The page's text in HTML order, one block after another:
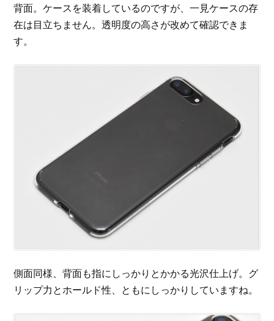
背面。ケースを装着しているのですが、一見ケースの存
在は目立ちません。透明度の高さが改めて確認できま
す。
側面同様、背面も指にしっかりとかかる光沢仕上げ。グ
リップ力とホールド性、ともにしっかりしていますね。